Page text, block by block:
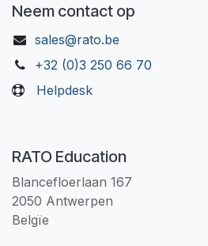
Neem contact op
sales@rato.be
+32 (0)3 250 66 70
Helpdesk
RATO Education
Blancefloerlaan 167
2050 Antwerpen
Belgïe